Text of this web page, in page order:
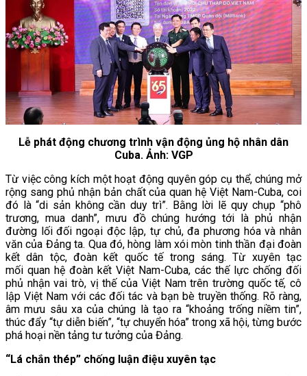
Lễ phát động chương trình vận động ủng hộ nhân dân
Cuba. Ảnh: VGP
Từ việc công kích một hoạt động quyên góp cụ thể, chúng mở
rộng sang phủ nhận bản chất của quan hệ Việt Nam-Cuba, coi
đó là “di sản không cần duy trì”. Bằng lời lẽ quy chụp “phô
trương, mua danh”, mưu đồ chúng hướng tới là phủ nhận
đường lối đối ngoại độc lập, tự chủ, đa phương hóa và nhân
văn của Đảng ta. Qua đó, hòng làm xói mòn tinh thần đại đoàn
kết dân tộc, đoàn kết quốc tế trong sáng. Từ xuyên tạc
mối quan hệ đoàn kết Việt Nam-Cuba, các thế lực chống đối
phủ nhận vai trò, vị thế của Việt Nam trên trường quốc tế, cô
lập Việt Nam với các đối tác và bạn bè truyền thống. Rõ ràng,
âm mưu sâu xa của chúng là tạo ra “khoảng trống niềm tin”,
thúc đẩy “tự diễn biến”, “tự chuyển hóa” trong xã hội, từng bước
phá hoại nền tảng tư tưởng của Đảng.
“Lá chắn thép” chống luận điệu xuyên tạc